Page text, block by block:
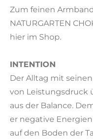
Zum feinen
NATURGARTEN
hier im Shop.
INTENTION
Der Alltag mit
von Leistungsdruck
aus der Balance.
er negative
auf den Boden der